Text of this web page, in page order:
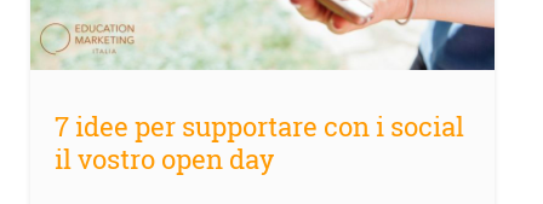
7 idee per supportare con i social
il vostro open day